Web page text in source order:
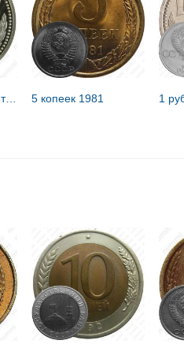
1 рубль 1981, советско-болгарская дружба Proof 5 копеек 1981